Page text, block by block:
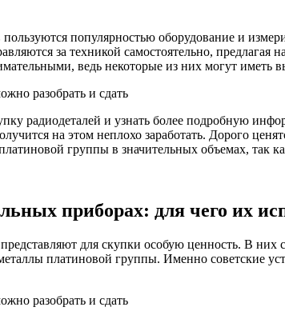
популярностью оборудование и
за техникой самостоятельно,
ведь некоторые из них могут
разобрать и сдать
радиодеталей и узнать более подробную
на этом неплохо заработать. Дорого
группы в значительных объемах, так
приборах: для чего их
для скупки особую ценность. В них
платиновой группы. Именно советские
разобрать и сдать